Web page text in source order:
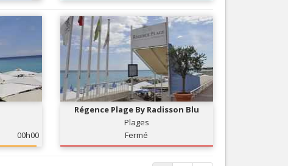
00h00
Régence Plage By Radisson Blu
Plages
Fermé